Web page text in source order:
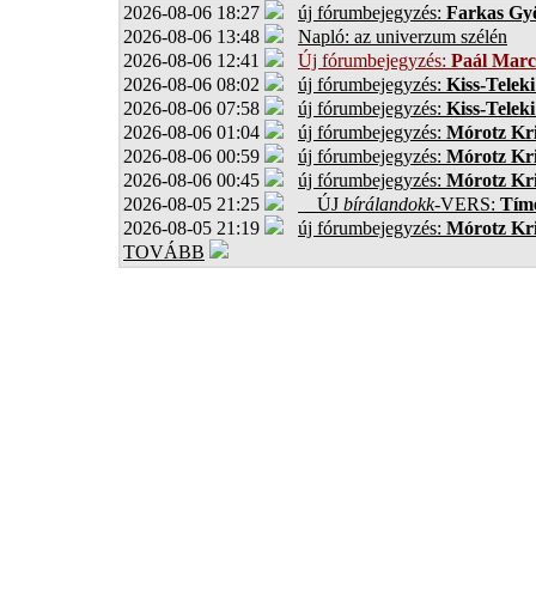
2026-08-06 18:27
új fórumbejegyzés: Farkas
2026-08-06 13:48
Napló: az univerzum szélén
2026-08-06 12:41
Új fórumbejegyzés: Paál
2026-08-06 08:02
új fórumbejegyzés: Kiss-
2026-08-06 07:58
új fórumbejegyzés: Kiss-
2026-08-06 01:04
új fórumbejegyzés: Mórotz
2026-08-06 00:59
új fórumbejegyzés: Mórotz
2026-08-06 00:45
új fórumbejegyzés: Mórotz
2026-08-05 21:25
ÚJ bírálandokk-VERS:
2026-08-05 21:19
új fórumbejegyzés: Mórotz
TOVÁBB